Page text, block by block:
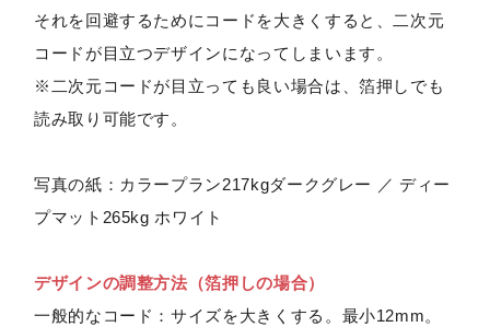
それを回避するためにコードを大きくすると、二次元
コードが目立つデザインになってしまいます。
※二次元コードが目立っても良い場合は、箔押しでも
読み取り可能です。
写真の紙：カラープラン217kgダークグレー ／ ディー
プマット265kg ホワイト
デザインの調整方法（箔押しの場合）
一般的なコード：サイズを大きくする。最小12mm。